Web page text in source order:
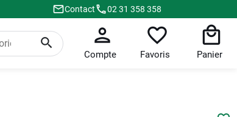
Contact 02 31 358 358
Compte Favoris Panier